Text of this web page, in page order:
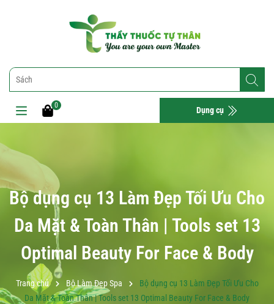
0 Dụng cụ
Bộ dụng cụ 13 Làm Đẹp Tối Ưu Cho
Da Mặt & Toàn Thân | Tools set 13
Optimal Beauty For Face & Body
Trang chủ Bộ Làm Đẹp Spa
Bộ dụng cụ 13 Làm Đẹp Tối Ưu Cho
Da Mặt & Toàn Thân | Tools set 13 Optimal Beauty For Face & Body